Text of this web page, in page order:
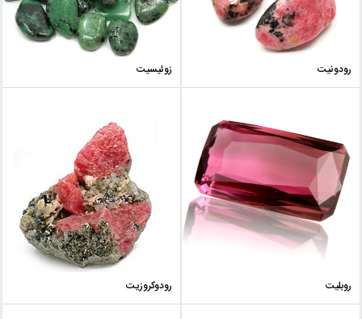
رودونیت زوئیسیت
روبلیت رودوکروزیت